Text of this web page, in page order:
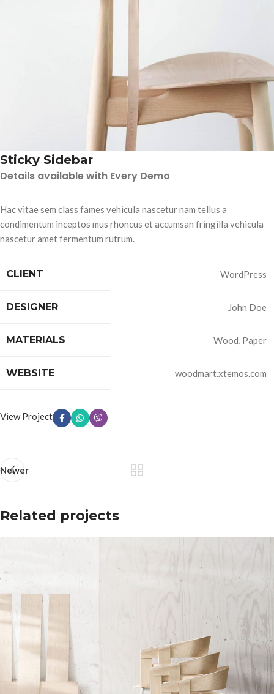
Sticky Sidebar
Details available with Every Demo
Hac vitae sem class fames vehicula nascetur nam tellus a
condimentum inceptos mus rhoncus et accumsan fringilla vehicula
nascetur amet fermentum rutrum.
CLIENT WordPress
DESIGNER John Doe
MATERIALS Wood, Paper
WEBSITE woodmart.xtemos.com
View Project
Newer
Related projects